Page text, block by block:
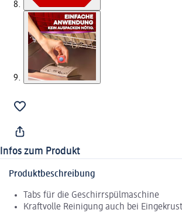
Infos zum Produkt
Produktbeschreibung
Tabs für die Geschirrspülmaschine
Kraftvolle Reinigung auch bei